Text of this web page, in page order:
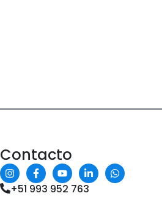
Contacto
+51 993 952 763